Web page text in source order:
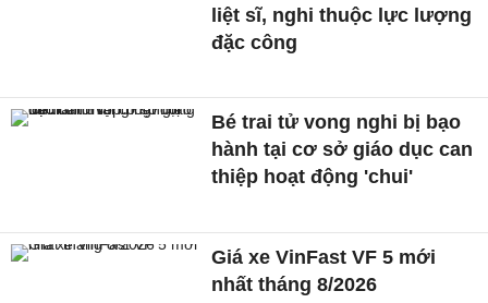
liệt sĩ, nghi thuộc lực lượng
đặc công
Bé trai tử vong nghi bị bạo
hành tại cơ sở giáo dục can
thiệp hoạt động 'chui'
Giá xe VinFast VF 5 mới
nhất tháng 8/2026